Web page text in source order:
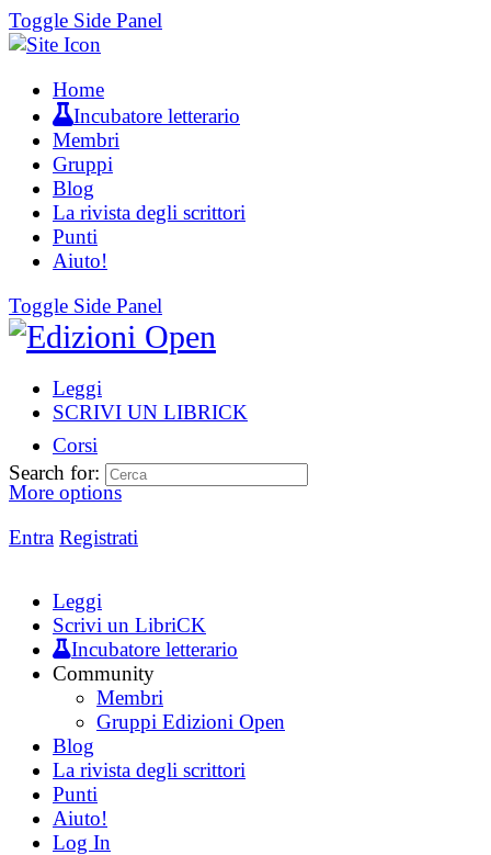
Toggle Side Panel
Home
Incubatore letterario
Membri
Gruppi
Blog
La rivista degli scrittori
Punti
Aiuto!
Toggle Side Panel
Leggi
SCRIVI UN LIBRICK
Corsi
More options
Entra Registrati
Search for:
Leggi
Scrivi un LibriCK
Incubatore letterario
Community
Membri
Gruppi Edizioni Open
Blog
La rivista degli scrittori
Punti
Aiuto!
Log In